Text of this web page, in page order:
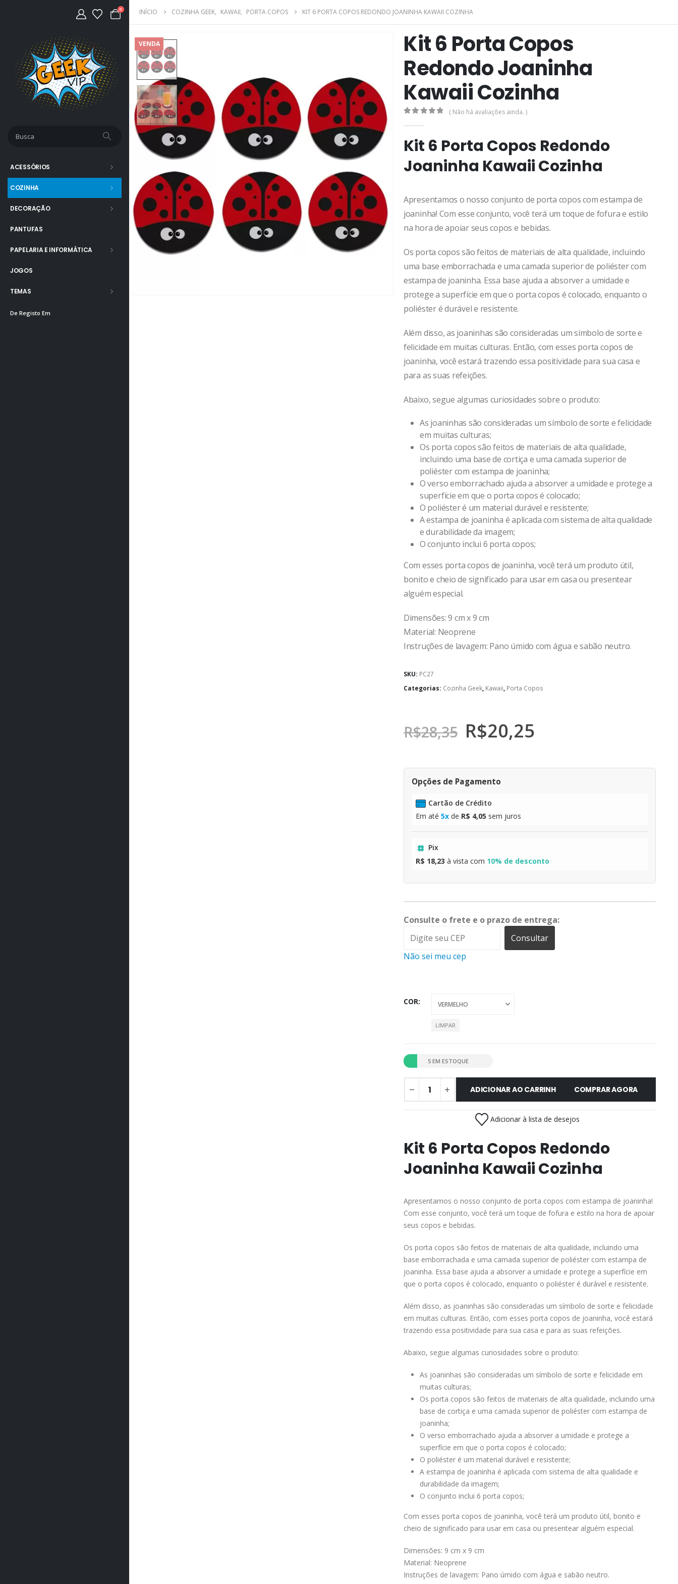
0
ACESSÓRIOS
COZINHA
DECORAÇÃO
PANTUFAS
PAPELARIA E INFORMÁTICA
JOGOS
TEMAS
De Registo Em
INÍCIO COZINHA GEEK, KAWAII, PORTA COPOS KIT 6 PORTA COPOS REDONDO JOANINHA KAWAII COZINHA
VENDA
Kit 6 Porta Copos
Redondo Joaninha
Kawaii Cozinha
( Não há avaliações ainda. )
Kit 6 Porta Copos Redondo
Joaninha Kawaii Cozinha
Apresentamos o nosso conjunto de porta copos com estampa de
joaninha! Com esse conjunto, você terá um toque de fofura e estilo
na hora de apoiar seus copos e bebidas.
Os porta copos são feitos de materiais de alta qualidade, incluindo
uma base emborrachada e uma camada superior de poliéster com
estampa de joaninha. Essa base ajuda a absorver a umidade e
protege a superfície em que o porta copos é colocado, enquanto o
poliéster é durável e resistente.
Além disso, as joaninhas são consideradas um símbolo de sorte e
felicidade em muitas culturas. Então, com esses porta copos de
joaninha, você estará trazendo essa positividade para sua casa e
para as suas refeições.
Abaixo, segue algumas curiosidades sobre o produto:
As joaninhas são consideradas um símbolo de sorte e felicidade
em muitas culturas;
Os porta copos são feitos de materiais de alta qualidade,
incluindo uma base de cortiça e uma camada superior de
poliéster com estampa de joaninha;
O verso emborrachado ajuda a absorver a umidade e protege a
superfície em que o porta copos é colocado;
O poliéster é um material durável e resistente;
A estampa de joaninha é aplicada com sistema de alta qualidade
e durabilidade da imagem;
O conjunto inclui 6 porta copos;
Com esses porta copos de joaninha, você terá um produto útil,
bonito e cheio de significado para usar em casa ou presentear
alguém especial.
Dimensões: 9 cm x 9 cm
Material: Neoprene
Instruções de lavagem: Pano úmido com água e sabão neutro.
SKU: PC27
Categorias: Cozinha Geek, Kawaii, Porta Copos
R$28,35 R$20,25
Opções de Pagamento
Cartão de Crédito
Em até 5xde R$ 4,05 sem juros
Pix
R$ 18,23 à vista com 10% de desconto
Consulte o frete e o prazo de entrega:
Consultar
Não sei meu cep
COR
LIMPAR
5 EM ESTOQUE
ADICIONAR AO CARRINHO COMPRAR AGORA
Adicionar à lista de desejos
Kit 6 Porta Copos Redondo
Joaninha Kawaii Cozinha
Apresentamos o nosso conjunto de porta copos com estampa de joaninha!
Com esse conjunto, você terá um toque de fofura e estilo na hora de apoiar
seus copos e bebidas.
Os porta copos são feitos de materiais de alta qualidade, incluindo uma
base emborrachada e uma camada superior de poliéster com estampa de
joaninha. Essa base ajuda a absorver a umidade e protege a superfície em
que o porta copos é colocado, enquanto o poliéster é durável e resistente.
Além disso, as joaninhas são consideradas um símbolo de sorte e felicidade
em muitas culturas. Então, com esses porta copos de joaninha, você estará
trazendo essa positividade para sua casa e para as suas refeições.
Abaixo, segue algumas curiosidades sobre o produto:
As joaninhas são consideradas um símbolo de sorte e felicidade em
muitas culturas;
Os porta copos são feitos de materiais de alta qualidade, incluindo uma
base de cortiça e uma camada superior de poliéster com estampa de
joaninha;
O verso emborrachado ajuda a absorver a umidade e protege a
superfície em que o porta copos é colocado;
O poliéster é um material durável e resistente;
A estampa de joaninha é aplicada com sistema de alta qualidade e
durabilidade da imagem;
O conjunto inclui 6 porta copos;
Com esses porta copos de joaninha, você terá um produto útil, bonito e
cheio de significado para usar em casa ou presentear alguém especial.
Dimensões: 9 cm x 9 cm
Material: Neoprene
Instruções de lavagem: Pano úmido com água e sabão neutro.